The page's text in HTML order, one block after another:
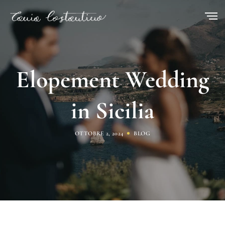
Elopement Wedding
in Sicilia
OTTOBRE 2, 2024 BLOG